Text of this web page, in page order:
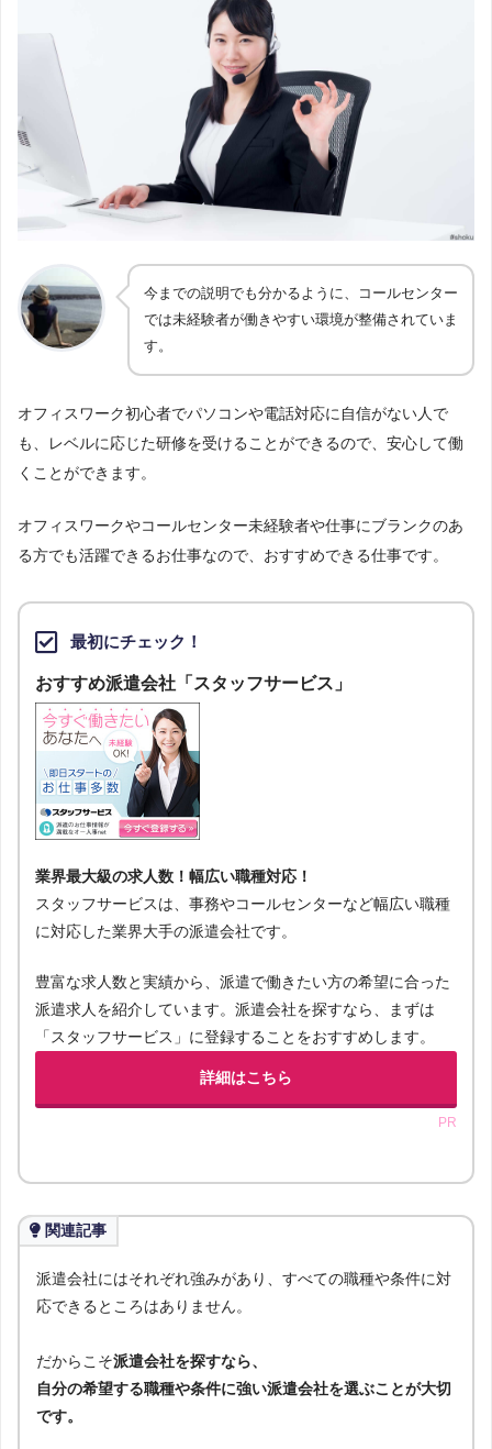
今までの説明でも分かるように、コールセンター
では未経験者が働きやすい環境が整備されていま
す。
オフィスワーク初心者でパソコンや電話対応に自信がない人で
も、レベルに応じた研修を受けることができるので、安心して働
くことができます。
オフィスワークやコールセンター未経験者や仕事にブランクのあ
る方でも活躍できるお仕事なので、おすすめできる仕事です。
最初にチェック！
おすすめ派遣会社「スタッフサービス」
業界最大級の求人数！幅広い職種対応！
スタッフサービスは、事務やコールセンターなど幅広い職種
に対応した業界大手の派遣会社です。
豊富な求人数と実績から、派遣で働きたい方の希望に合った
派遣求人を紹介しています。派遣会社を探すなら、まずは
「スタッフサービス」に登録することをおすすめします。
詳細はこちら
PR
関連記事
派遣会社にはそれぞれ強みがあり、すべての職種や条件に対
応できるところはありません。
だからこそ派遣会社を探すなら、
自分の希望する職種や条件に強い派遣会社を選ぶことが大切
です。